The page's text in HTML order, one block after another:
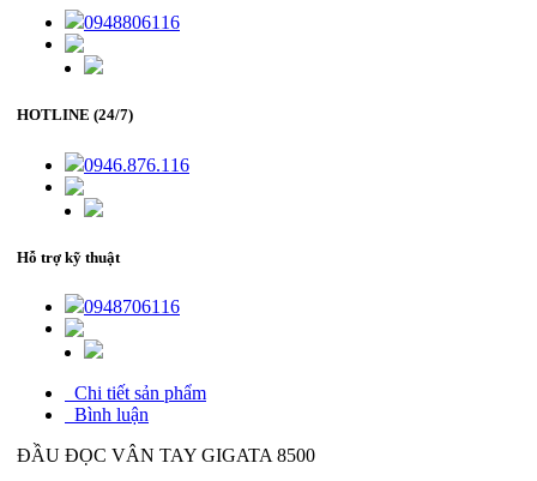
0948806116
HOTLINE (24/7)
0946.876.116
Hỗ trợ kỹ thuật
0948706116
Chi tiết sản phẩm
Bình luận
ĐẦU ĐỌC VÂN TAY GIGATA 8500